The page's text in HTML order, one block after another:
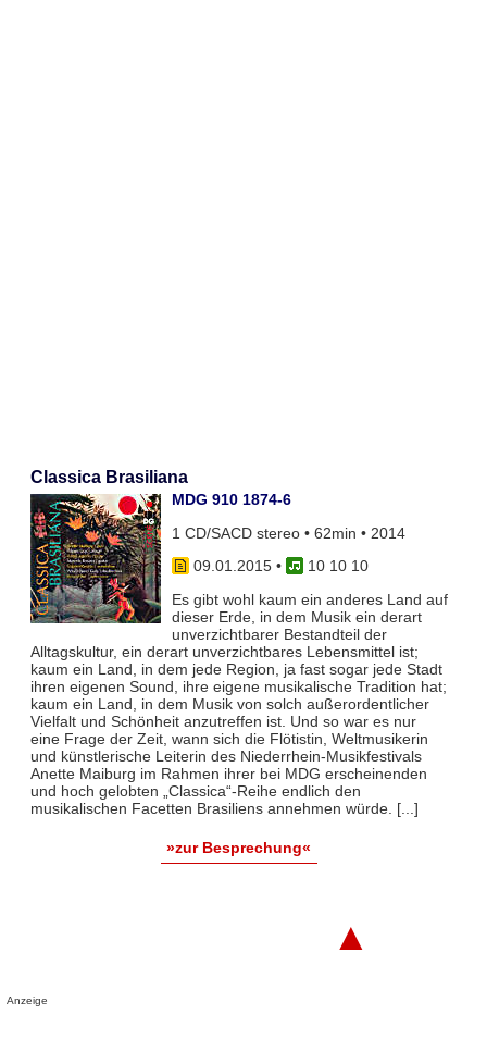
Classica Brasiliana
MDG 910 1874-6
1 CD/SACD stereo • 62min • 2014
09.01.2015•
10 10 10
Es gibt wohl kaum ein anderes Land auf
dieser Erde, in dem Musik ein derart
unverzichtbarer Bestandteil der
Alltagskultur, ein derart unverzichtbares Lebensmittel ist;
kaum ein Land, in dem jede Region, ja fast sogar jede Stadt
ihren eigenen Sound, ihre eigene musikalische Tradition hat;
kaum ein Land, in dem Musik von solch außerordentlicher
Vielfalt und Schönheit anzutreffen ist. Und so war es nur
eine Frage der Zeit, wann sich die Flötistin, Weltmusikerin
und künstlerische Leiterin des Niederrhein-Musikfestivals
Anette Maiburg im Rahmen ihrer bei MDG erscheinenden
und hoch gelobten „Classica“-Reihe endlich den
musikalischen Facetten Brasiliens annehmen würde. [...]
»zur Besprechung«
▲
Anzeige